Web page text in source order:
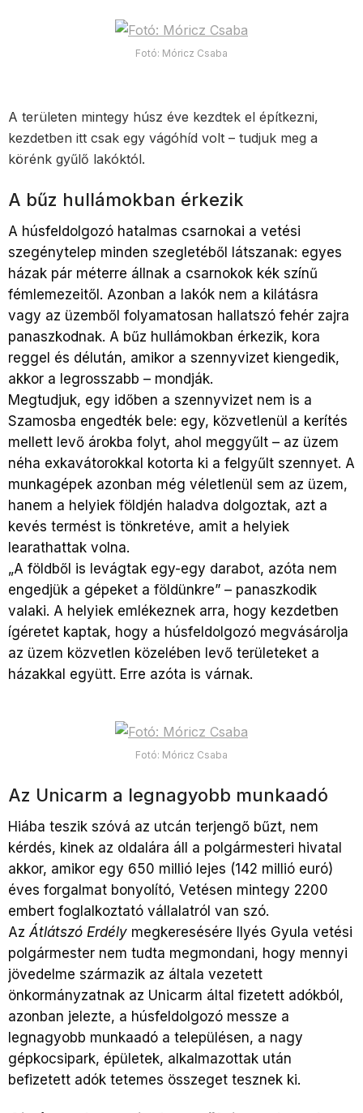
Fotó: Móricz Csaba
A területen mintegy húsz éve kezdtek el építkezni,
kezdetben itt csak egy vágóhíd volt – tudjuk meg a
körénk gyűlő lakóktól.
A bűz hullámokban érkezik
A húsfeldolgozó hatalmas csarnokai a vetési
szegénytelep minden szegletéből látszanak: egyes
házak pár méterre állnak a csarnokok kék színű
fémlemezeitől. Azonban a lakók nem a kilátásra
vagy az üzemből folyamatosan hallatszó fehér zajra
panaszkodnak. A bűz hullámokban érkezik, kora
reggel és délután, amikor a szennyvizet kiengedik,
akkor a legrosszabb – mondják.
Megtudjuk, egy időben a szennyvizet nem is a
Szamosba engedték bele: egy, közvetlenül a kerítés
mellett levő árokba folyt, ahol meggyűlt – az üzem
néha exkavátorokkal kotorta ki a felgyűlt szennyet. A
munkagépek azonban még véletlenül sem az üzem,
hanem a helyiek földjén haladva dolgoztak, azt a
kevés termést is tönkretéve, amit a helyiek
learathattak volna.
„A földből is levágtak egy-egy darabot, azóta nem
engedjük a gépeket a földünkre” – panaszkodik
valaki. A helyiek emlékeznek arra, hogy kezdetben
ígéretet kaptak, hogy a húsfeldolgozó megvásárolja
az üzem közvetlen közelében levő területeket a
házakkal együtt. Erre azóta is várnak.
Fotó: Móricz Csaba
Az Unicarm a legnagyobb munkaadó
Hiába teszik szóvá az utcán terjengő bűzt, nem
kérdés, kinek az oldalára áll a polgármesteri hivatal
akkor, amikor egy 650 millió lejes (142 millió euró)
éves forgalmat bonyolító, Vetésen mintegy 2200
embert foglalkoztató vállalatról van szó.
Az Átlátszó Erdély megkeresésére Ilyés Gyula vetési
polgármester nem tudta megmondani, hogy mennyi
jövedelme származik az általa vezetett
önkormányzatnak az Unicarm által fizetett adókból,
azonban jelezte, a húsfeldolgozó messze a
legnagyobb munkaadó a településen, a nagy
gépkocsipark, épületek, alkalmazottak után
befizetett adók tetemes összeget tesznek ki.